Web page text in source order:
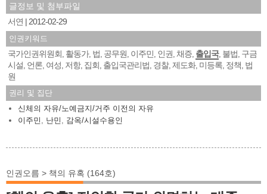
글정보 및 첨부파일
서연
2012-02-29
인권키워드
국가인권위원회 활동가, 법 공무원 이주민 인권 채증 출입국, 불법 구금
시설 언론 여성 저항, 집회 출입국관리법 경찰, 제도화, 미등록 정책 법
원
권리 및 집단
신체의 자유/노예금지/거주 이전의 자유
이주민
난민 감옥/시설수용인
인권오름 > 책의 유혹 (164호)